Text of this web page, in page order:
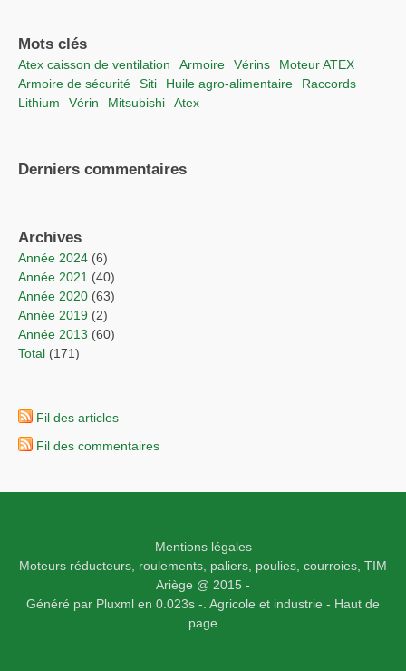
Mots clés
Atex caisson de ventilation Armoire vérins
moteur ATEX
Armoire de sécurité
Siti Huile agro-alimentaire
raccords
lithium
vérin Mitsubishi Atex
Derniers commentaires
Archives
année 2024 (6)
année 2021 (40)
année 2020 (63)
année 2019 (2)
année 2013 (60)
total (171)
Fil des articles
Fil des commentaires
Mentions légales
Moteurs réducteurs, roulements, paliers, poulies, courroies, TIM
Ariège @ 2015 -
Généré par Pluxml en 0.023s -. Agricole et industrie - Haut de
page